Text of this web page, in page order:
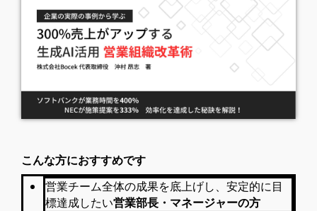
こんな方におすすめです
営業チーム全体の成果を底上げし、安定的に目
標達成したい営業部長・マネージャーの方